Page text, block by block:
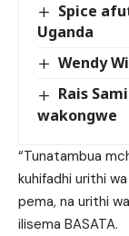
Spice
Uganda
Wendy
Rais
wakongwe
“Tunatambua
kuhifadhi urithi
pema, na urithi
ilisema BASATA.